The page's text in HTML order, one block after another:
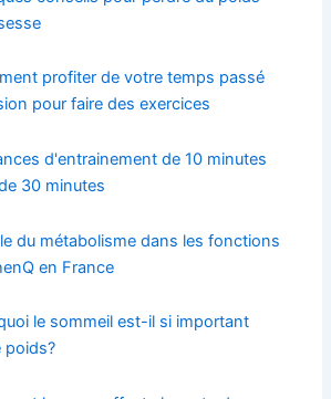
profiter de votre temps passé
pour faire des exercices
d'entrainement de 10 minutes
30 minutes
du métabolisme dans les fonctions
en France
le sommeil est-il si important
poids?